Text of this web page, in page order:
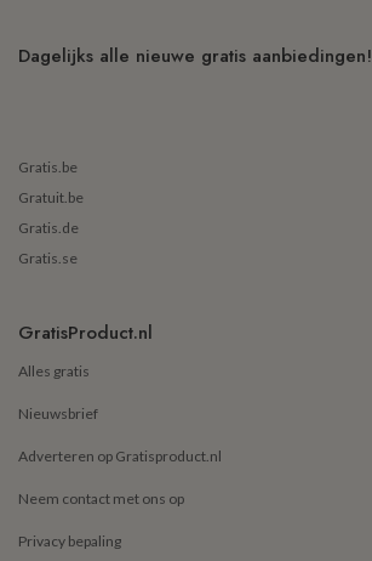
Dagelijks alle nieuwe gratis aanbiedingen!
Gratis.be
Gratuit.be
Gratis.de
Gratis.se
GratisProduct.nl
Alles gratis
Nieuwsbrief
Adverteren op Gratisproduct.nl
Neem contact met ons op
Privacy bepaling